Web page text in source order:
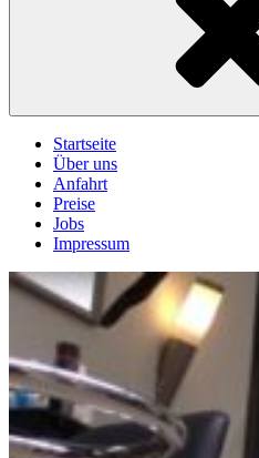
Startseite
Über uns
Anfahrt
Preise
Jobs
Impressum